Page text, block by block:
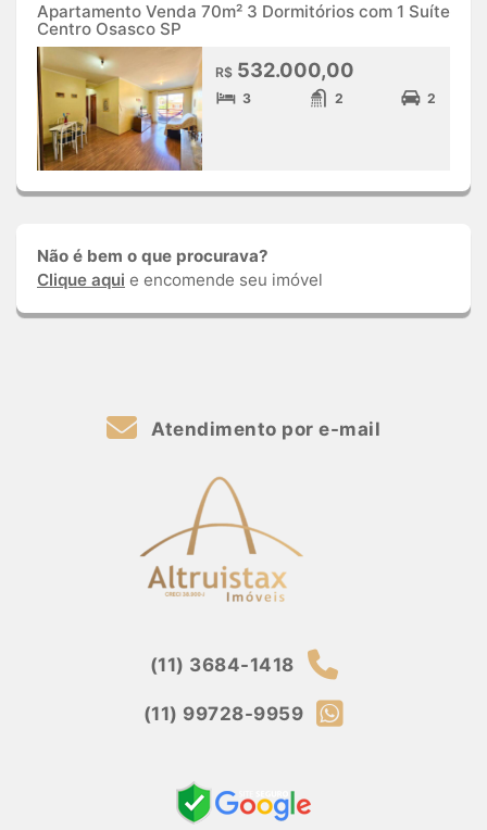
Apartamento Venda 70m² 3 Dormitórios com 1 Suíte
Centro Osasco SP
R$ 532.000,00
3 2 2
Não é bem o que procurava?
Clique aqui e encomende seu imóvel
Atendimento por e-mail
(11) 3684-1418
(11) 99728-9959